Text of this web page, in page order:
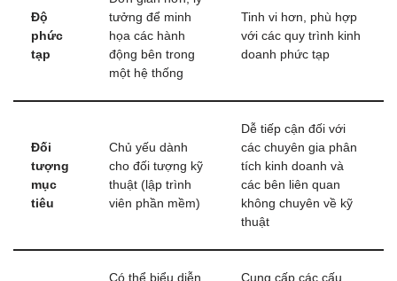
Độ
phức
tạp
tưởng để minh
họa các hành
động bên trong
một hệ thống
Tinh vi hơn, phù hợp
với các quy trình kinh
doanh phức tạp
Đối
tượng
mục
tiêu
Chủ yếu dành
cho đối tượng kỹ
thuật (lập trình
viên phần mềm)
Dễ tiếp cận đối với
các chuyên gia phân
tích kinh doanh và
các bên liên quan
không chuyên về kỹ
thuật
Có thể biểu diễn
Cung cấp các cấu